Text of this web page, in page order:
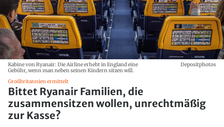
Kabine von Ryanair: Die Airline erhebt in England eine
Gebühr, wenn man neben seinen Kindern sitzen will.
Depositphotos
Großbritannien ermittelt
Bittet Ryanair Familien, die
zusammensitzen wollen, unrechtmäßig
zur Kasse?